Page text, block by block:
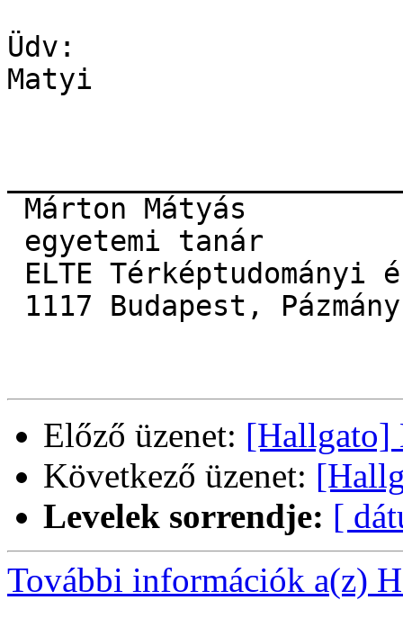
Üdv:
Matyi
Előző üzenet: [Hallgato]
Következő üzenet:
Levelek sorrendje: [
További információk a(z)